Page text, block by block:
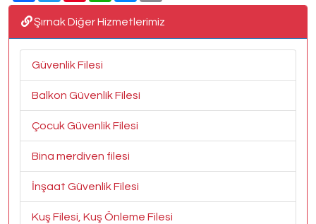
Şırnak Diğer Hizmetlerimiz
Güvenlik Filesi
Balkon Güvenlik Filesi
Çocuk Güvenlik Filesi
Bina merdiven filesi
İnşaat Güvenlik Filesi
Kuş Filesi, Kuş Önleme Filesi